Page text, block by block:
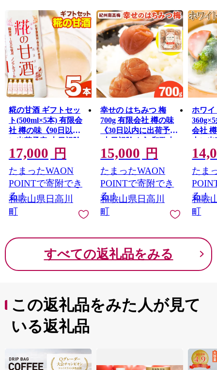
ード、宿泊を兼ね備えた温泉施設、キャンプ場、小コン
サート等が可能な文化施設やスポーツ施設もあり、様々
な体験ができます。
糀の甘酒 ギフトセッ
ト(500ml×5本) 有限会
社 樽の味《90日以内
に出荷予定(土日祝除
く)》和歌山県 日高川
町 送料無料 甘酒 あま
ざけ 麹 プレゼント 贈
り物 無加糖 無添加 ノ
ンアルコール 国産 発
酵食品 産地直送
17,000 円
たまったWAON
POINTで寄附でき
る！
和歌山県日高川
町
幸せの はちみつ 梅
700g 有限会社 樽の味
《30日以内に出荷予定
(土日祝除く)》和歌山
県 日高川町 送料無料
梅 梅干し はちみつ う
めぼし 蜂蜜 紀州 南高
梅 ごはんのお供 おつ
まみ にも最適！ 漬け
物 美味しい 漬物 おか
ず 紀州
15,000 円
たまったWAON
POINTで寄附でき
る！
和歌山県日高川
町
ホワイ
会社
内に
除く)
川町
トソ
ルテン
ギー
無添加
たま
る！
和歌
町
すべての返礼品をみる
この返礼品をみた人が見て
いる返礼品